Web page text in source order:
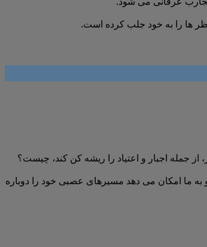
از جمله اجبار و اعتیاد را ریشه کن کند، چیست؟
به ما امکان می دهد مسیرهای عصبی خود را دوباره